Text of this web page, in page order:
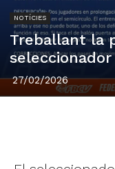
NOTÍCIES
Treballant la
27/02/2026